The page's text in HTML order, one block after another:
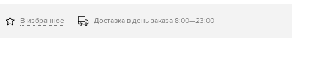
В избранное Доставка в день заказа 8:00—23:00